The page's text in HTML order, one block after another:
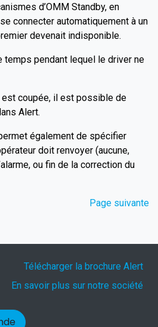
d’OMM Standby, en
connecter automatiquement à un
devenait indisponible.
temps pendant lequel le driver ne
est coupée, il est possible de
Alert.
également de spécifier
doit renvoyer (aucune,
ou fin de la correction du
Page suivante
Télécharger la brochure Alert
En savoir plus sur notre société